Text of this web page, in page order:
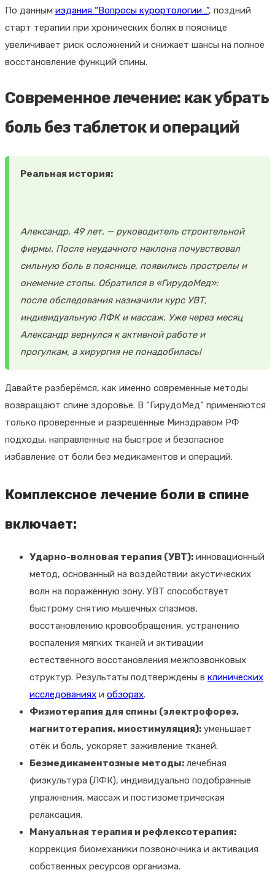
По данным издания “Вопросы курортологии…”, поздний
старт терапии при хронических болях в пояснице
увеличивает риск осложнений и снижает шансы на полное
восстановление функций спины.
Современное лечение: как убрать
боль без таблеток и операций
Реальная история:
Александр, 49 лет, — руководитель строительной
фирмы. После неудачного наклона почувствовал
сильную боль в пояснице, появились прострелы и
онемение стопы. Обратился в «ГирудоМед»:
после обследования назначили курс УВТ,
индивидуальную ЛФК и массаж. Уже через месяц
Александр вернулся к активной работе и
прогулкам, а хирургия не понадобилась!
Давайте разберёмся, как именно современные методы
возвращают спине здоровье. В “ГирудоМед” применяются
только проверенные и разрешённые Минздравом РФ
подходы, направленные на быстрое и безопасное
избавление от боли без медикаментов и операций.
Комплексное лечение боли в спине
включает:
Ударно-волновая терапия (УВТ): инновационный
метод, основанный на воздействии акустических
волн на поражённую зону. УВТ способствует
быстрому снятию мышечных спазмов,
восстановлению кровообращения, устранению
воспаления мягких тканей и активации
естественного восстановления межпозвонковых
структур. Результаты подтверждены в клинических
исследованиях и обзорах.
Физиотерапия для спины (электрофорез,
магнитотерапия, миостимуляция): уменьшает
отёк и боль, ускоряет заживление тканей.
Безмедикаментозные методы: лечебная
физкультура (ЛФК), индивидуально подобранные
упражнения, массаж и постизометрическая
релаксация.
Мануальная терапия и рефлексотерапия:
коррекция биомеханики позвоночника и активация
собственных ресурсов организма.